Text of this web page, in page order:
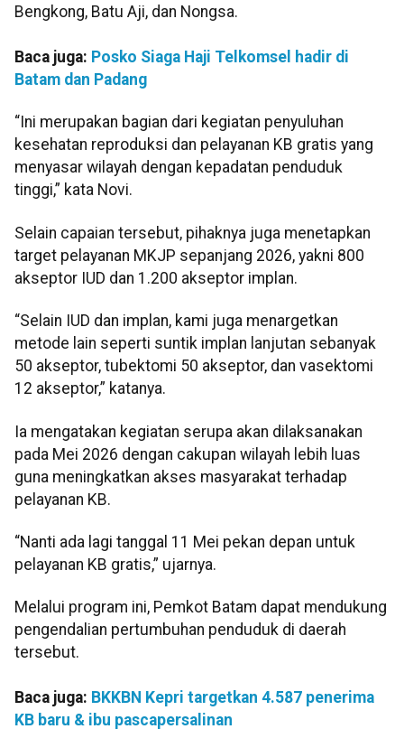
Bengkong, Batu Aji, dan Nongsa.
Baca juga: Posko Siaga Haji Telkomsel hadir di
Batam dan Padang
“Ini merupakan bagian dari kegiatan penyuluhan
kesehatan reproduksi dan pelayanan KB gratis yang
menyasar wilayah dengan kepadatan penduduk
tinggi,” kata Novi.
Selain capaian tersebut, pihaknya juga menetapkan
target pelayanan MKJP sepanjang 2026, yakni 800
akseptor IUD dan 1.200 akseptor implan.
“Selain IUD dan implan, kami juga menargetkan
metode lain seperti suntik implan lanjutan sebanyak
50 akseptor, tubektomi 50 akseptor, dan vasektomi
12 akseptor,” katanya.
Ia mengatakan kegiatan serupa akan dilaksanakan
pada Mei 2026 dengan cakupan wilayah lebih luas
guna meningkatkan akses masyarakat terhadap
pelayanan KB.
“Nanti ada lagi tanggal 11 Mei pekan depan untuk
pelayanan KB gratis,” ujarnya.
Melalui program ini, Pemkot Batam dapat mendukung
pengendalian pertumbuhan penduduk di daerah
tersebut.
Baca juga: BKKBN Kepri targetkan 4.587 penerima
KB baru & ibu pascapersalinan